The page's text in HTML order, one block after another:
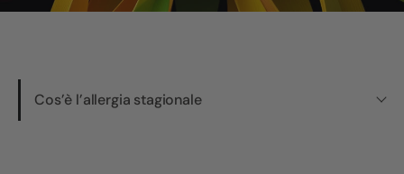
Cos’è l’allergia stagionale